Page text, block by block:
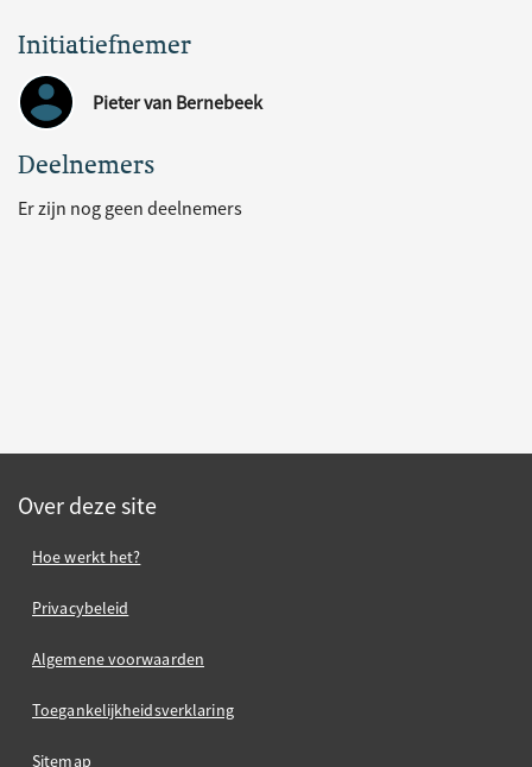
Initiatiefnemer
Pieter van Bernebeek
Deelnemers
Er zijn nog geen deelnemers
Over deze site
Hoe werkt het?
Privacybeleid
Algemene voorwaarden
Toegankelijkheidsverklaring
Sitemap